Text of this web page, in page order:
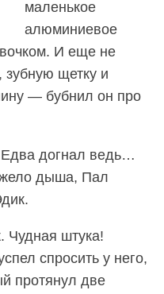
маленькое
алюминиевое
И еще не
зубную щетку и
— бубнил он про
догнал ведь…
дыша, Пал
Чудная штука!
спросить у него,
протянул две